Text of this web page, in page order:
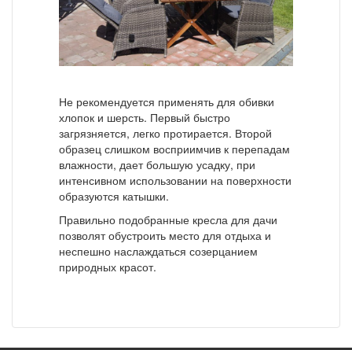
Не рекомендуется применять для обивки
хлопок и шерсть. Первый быстро
загрязняется, легко протирается. Второй
образец слишком восприимчив к перепадам
влажности, дает большую усадку, при
интенсивном использовании на поверхности
образуются катышки.
Правильно подобранные кресла для дачи
позволят обустроить место для отдыха и
неспешно наслаждаться созерцанием
природных красот.